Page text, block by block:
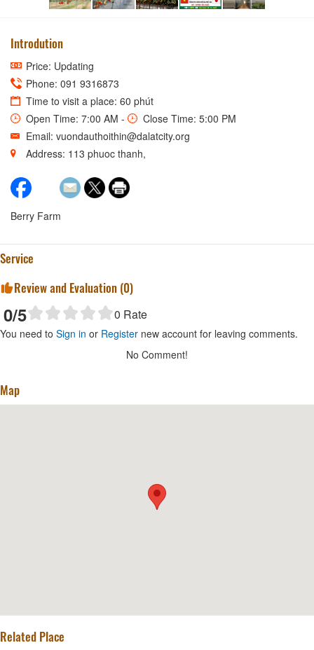
Introdution
Price: Updating
Phone: 091 9316873
Time to visit a place: 60 phút
Open Time: 7:00 AM -
Close Time: 5:00 PM
Email: vuondauthoithin@dalatcity.org
Address: 113 phuoc thanh,
Berry Farm
Service
Review and Evaluation (0)
0/5 0 Rate
You need to Sign in or Register new account for leaving comments.
No Comment!
Map
Related Place